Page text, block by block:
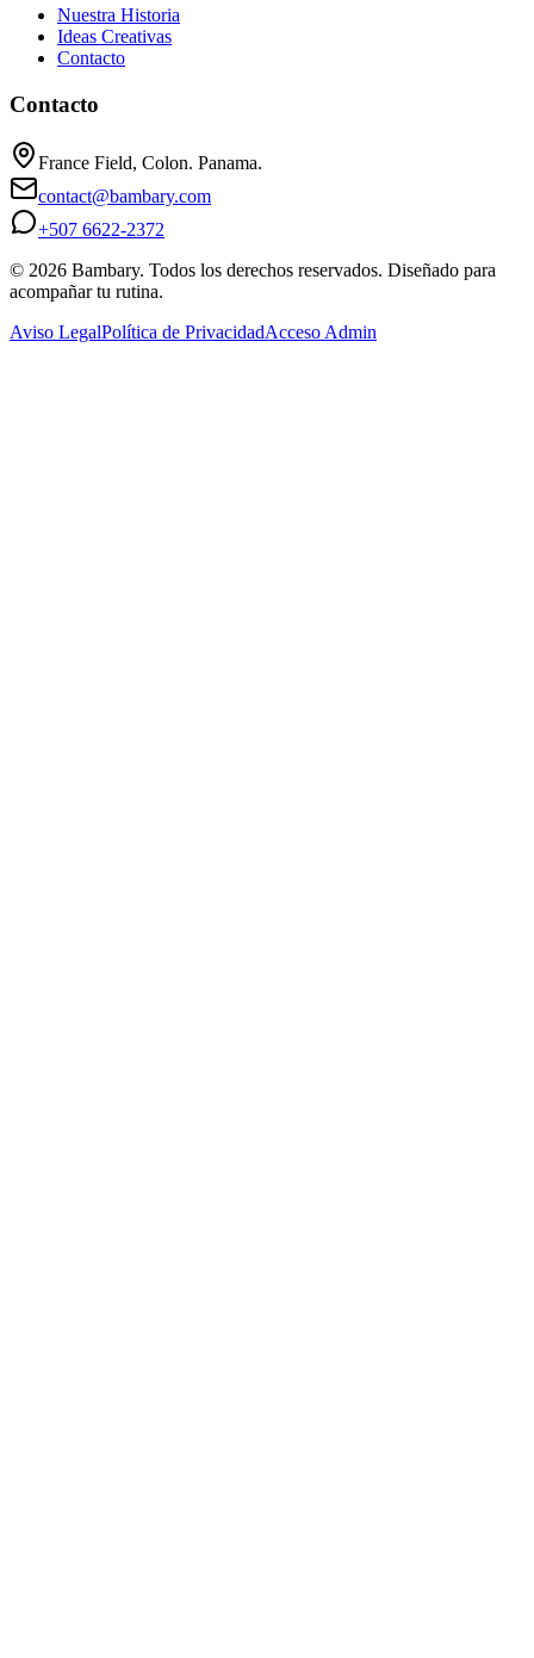
Nuestra Historia
Ideas Creativas
Contacto
Contacto
France Field, Colon. Panama.
contact@bambary.com
+507 6622-2372
© 2026 Bambary. Todos los derechos reservados. Diseñado para
acompañar tu rutina.
Aviso LegalPolítica de PrivacidadAcceso Admin